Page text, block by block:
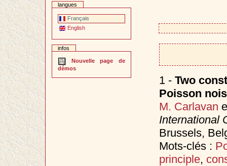
langues
Français
English
infos
Nouvelle page de
démos
1 - Two
Poisson
M. Carlavan
International
Brussels,
Mots-clés :
principle,